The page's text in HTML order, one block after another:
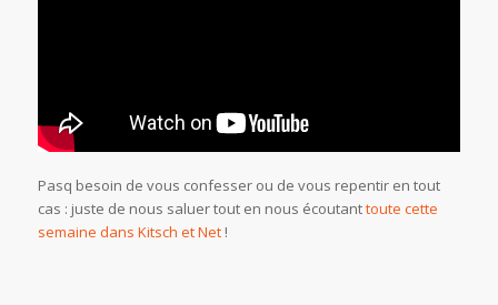
Pasq besoin de vous confesser ou de vous repentir en tout
cas : juste de nous saluer tout en nous écoutanttoute cette
semaine dans Kitsch et Net!